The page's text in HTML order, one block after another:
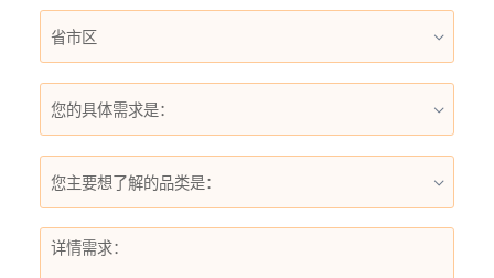
您的具体需求是：
您主要想了解的品类是：